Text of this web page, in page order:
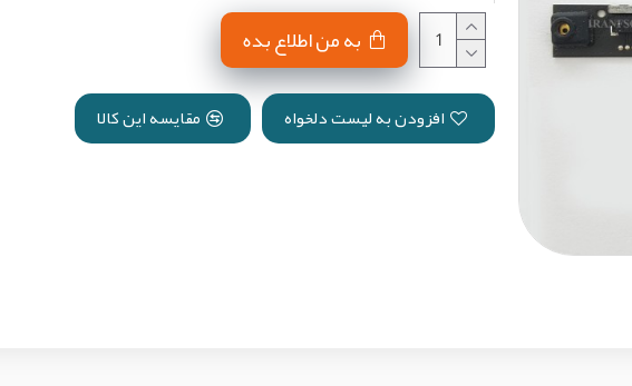
به من اطلاع بده
افزودن به لیست دلخواه مقایسه این کالا